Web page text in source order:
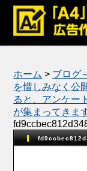
ホーム > ブログ
を惜しみなく公
ると、アンケー
が集まってきま